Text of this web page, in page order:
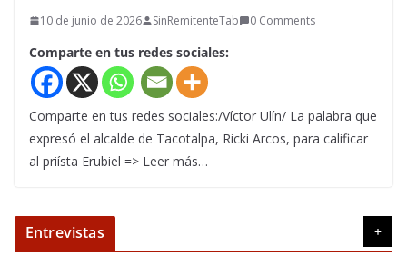
10 de junio de 2026 SinRemitenteTab 0 Comments
Comparte en tus redes sociales:
Comparte en tus redes sociales:/Víctor Ulín/ La palabra que
expresó el alcalde de Tacotalpa, Ricki Arcos, para calificar
al priísta Erubiel => Leer más…
Entrevistas +